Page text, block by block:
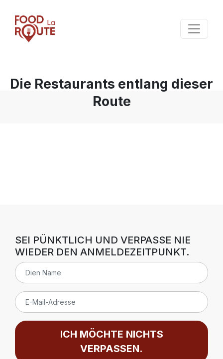
Die Restaurants entlang dieser
Route
SEI PÜNKTLICH UND VERPASSE NIE
WIEDER DEN ANMELDEZEITPUNKT.
ICH MÖCHTE NICHTS
VERPASSEN.